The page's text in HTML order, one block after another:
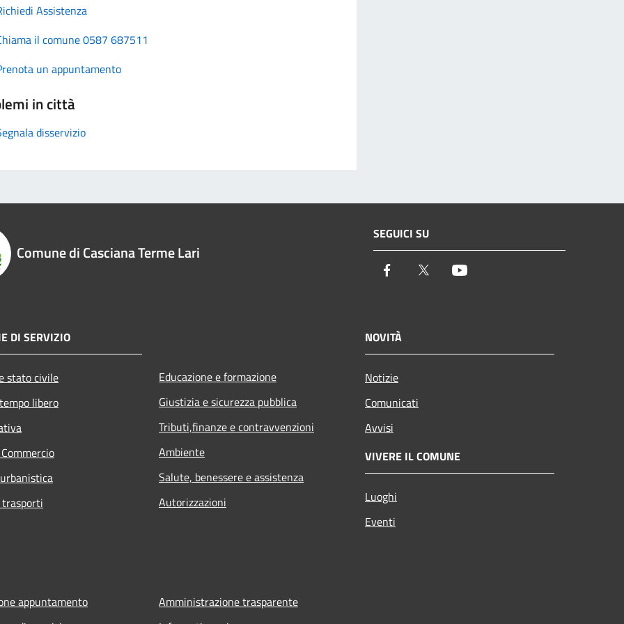
Assistenza
il comune 0587 687511
un appuntamento
in città
disservizio
Comune di Casciana Terme Lari
SEGUICI SU
Facebook Twitter
DI SERVIZIO
stato civile
libero
Educazione e formazione
Giustizia e sicurezza pubblica
Tributi,finanze e contravvenzioni
Ambiente
Salute, benessere e assistenza
Autorizzazioni
NOVITÀ
Notizie
Comunicati
Avvisi
VIVERE IL COMUNE
Luoghi
Eventi
appuntamento
Amministrazione trasparente